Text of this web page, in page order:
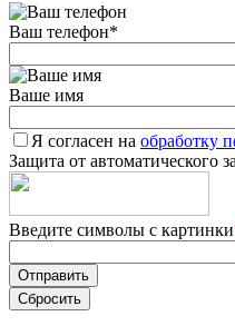
Ваш телефон*
Ваше имя
Я согласен на обработку
Защита от автоматического
Введите символы с картинки